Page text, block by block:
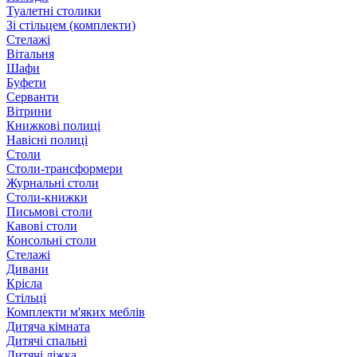
Туалетні столики
Зі стільцем (комплекти)
Стелажі
Вітальня
Шафи
Буфети
Серванти
Вітрини
Книжкові полиці
Навісні полиці
Столи
Столи-трансформери
Журнальні столи
Столи-книжки
Письмові столи
Кавові столи
Консольні столи
Стелажі
Дивани
Крісла
Стільці
Комплекти м'яких меблів
Дитяча кімната
Дитячі спальні